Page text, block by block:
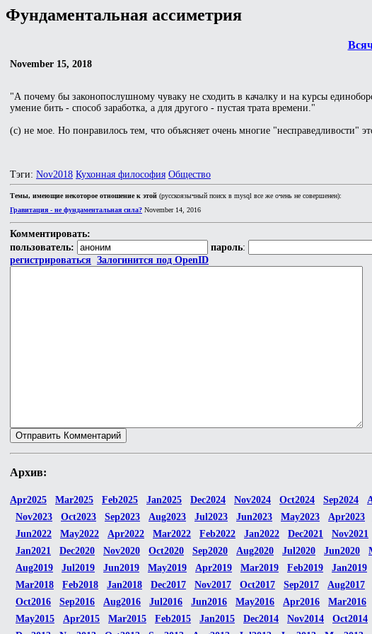
Фундаментальная ассиметрия
November 15, 2018
"А почему бы законопослушному чуваку не сходить в качалку и на курсы
умение бить - способ заработка, а для другого - пустая трата времени."
(c) не мое. Но понравилось тем, что объясняет очень многие "несправедливости"
Тэги: Nov2018 Кухонная философия Общество
Темы, имеющие некоторое отношение к этой (русскоязычный поиск в mysql все же очень не совершенен):
Гравитация - не фундаментальная сила? November 14, 2016
Комментировать:
пользователь:
пароль:
регистрироваться Залогинится под OpenID
Архив:
Apr2025 Mar2025 Feb2025 Jan2025 Dec2024 Nov2024 Oct2024 Sep2024
Nov2023
Oct2023 Sep2023 Aug2023 Jul2023 Jun2023 May2023 Apr2023
Jun2022
May2022 Apr2022 Mar2022 Feb2022 Jan2022 Dec2021 Nov2021
Jan2021
Dec2020 Nov2020 Oct2020 Sep2020 Aug2020 Jul2020 Jun2020
Aug2019
Jul2019 Jun2019 May2019 Apr2019 Mar2019 Feb2019 Jan2019
Mar2018
Feb2018 Jan2018 Dec2017 Nov2017 Oct2017 Sep2017 Aug2017
Oct2016
Sep2016 Aug2016 Jul2016 Jun2016 May2016 Apr2016 Mar2016
May2015
Apr2015 Mar2015 Feb2015 Jan2015 Dec2014 Nov2014 Oct2014